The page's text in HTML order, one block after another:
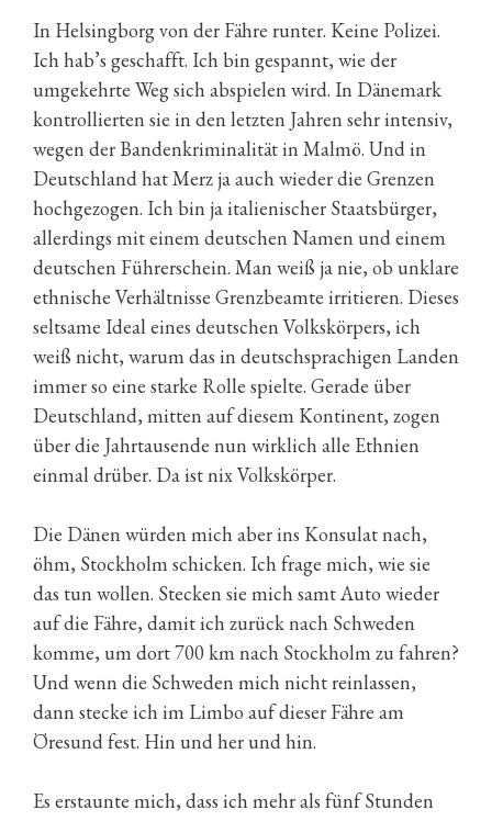
In Helsingborg von der Fähre runter. Keine Polizei.
Ich hab’s geschafft. Ich bin gespannt, wie der
umgekehrte Weg sich abspielen wird. In Dänemark
kontrollierten sie in den letzten Jahren sehr intensiv,
wegen der Bandenkriminalität in Malmö. Und in
Deutschland hat Merz ja auch wieder die Grenzen
hochgezogen. Ich bin ja italienischer Staatsbürger,
allerdings mit einem deutschen Namen und einem
deutschen Führerschein. Man weiß ja nie, ob unklare
ethnische Verhältnisse Grenzbeamte irritieren. Dieses
seltsame Ideal eines deutschen Volkskörpers, ich
weiß nicht, warum das in deutschsprachigen Landen
immer so eine starke Rolle spielte. Gerade über
Deutschland, mitten auf diesem Kontinent, zogen
über die Jahrtausende nun wirklich alle Ethnien
einmal drüber. Da ist nix Volkskörper.
Die Dänen würden mich aber ins Konsulat nach,
öhm, Stockholm schicken. Ich frage mich, wie sie
das tun wollen. Stecken sie mich samt Auto wieder
auf die Fähre, damit ich zurück nach Schweden
komme, um dort 700 km nach Stockholm zu fahren?
Und wenn die Schweden mich nicht reinlassen,
dann stecke ich im Limbo auf dieser Fähre am
Öresund fest. Hin und her und hin.
Es erstaunte mich, dass ich mehr als fünf Stunden